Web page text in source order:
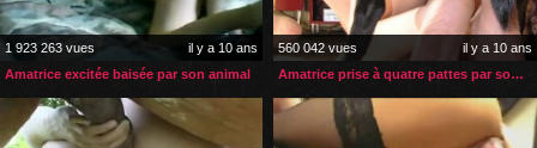
1 923 263 vues
il y a 10 ans
Amatrice excitée baisée par son animal
560 042 vues
il y a 10 ans
Amatrice prise à quatre pattes par son chien